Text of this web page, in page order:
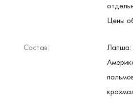
Цены
Состав:
Лапша: